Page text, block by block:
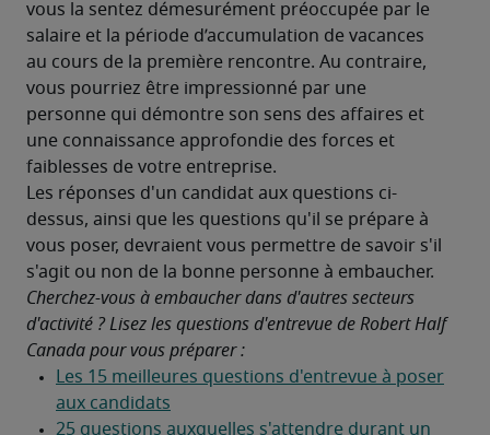
vous la sentez démesurément préoccupée par le
salaire et la période d’accumulation de vacances
au cours de la première rencontre. Au contraire,
vous pourriez être impressionné par une
personne qui démontre son sens des affaires et
une connaissance approfondie des forces et
faiblesses de votre entreprise.
Les réponses d'un candidat aux questions ci-
dessus, ainsi que les questions qu'il se prépare à
vous poser, devraient vous permettre de savoir s'il
s'agit ou non de la bonne personne à embaucher.
Cherchez-vous à embaucher dans d'autres secteurs
d'activité ? Lisez les questions d'entrevue de Robert Half
Canada pour vous préparer :